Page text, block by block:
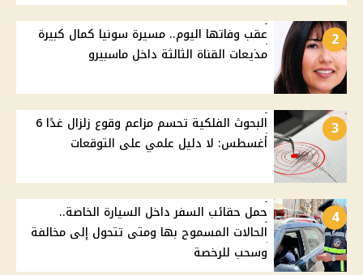
2
عقب وفاتها اليوم.. مسيرة سونيا كمال كبيرة
مذيعات القناة الثالثة داخل ماسبيرو
3
البحوث الفلكية تحسم مزاعم وقوع زلزال غدًا 6
أغسطس: لا دليل علمي على التوقعات
4
حمل حقائب السفر داخل السيارة الخاصة..
الحالات المسموح بها ومتى تتحول إلى مخالفة
وسحب للرخصة